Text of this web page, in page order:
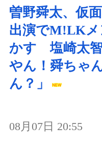
曽野舜太、仮
出演でM!LKメ
かす 塩崎太
やん！舜ちゃ
ん？」
08月07日 20:55